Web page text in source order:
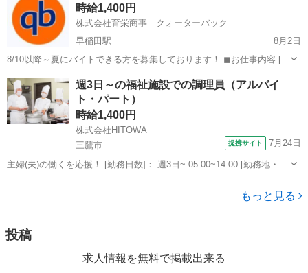
時給1,400円
株式会社育栄商事 クォーターバック
早稲田駅
8月2日
8/10以降～夏にバイトできる方を募集しております！ ◼お仕事内容 [基
本パターン] ①１日稼働の場合 （基本イメージ）7:00-18:00 コンサ
ート、イベント、フェス、CM・TV収録などの現場にて、出演ア...
東京 新宿区 早稲田駅 その他 スタッフ
週3日～の福祉施設での調理員（アルバイ
ト・パート）
時給1,400円
株式会社HITOWA
三鷹市
提携サイト 7月24日
主婦(夫)の働くを応援！ [勤務日数]： 週3日~ 05:00~14:00 [勤務地・最
寄駅]： 東京都三鷹市大沢4丁目15番6号 イリーゼ三鷹深大寺_10822 調
もっと見る
投稿
求人情報を無料で掲載出来る